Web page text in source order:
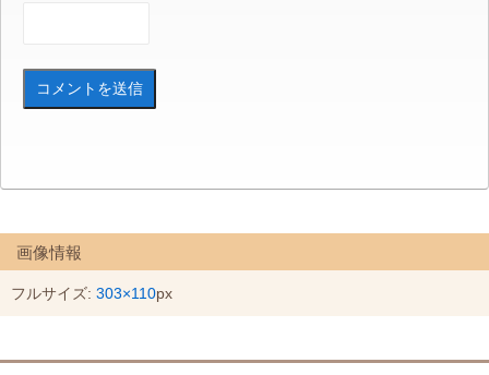
画像情報
フルサイズ: 303×110px